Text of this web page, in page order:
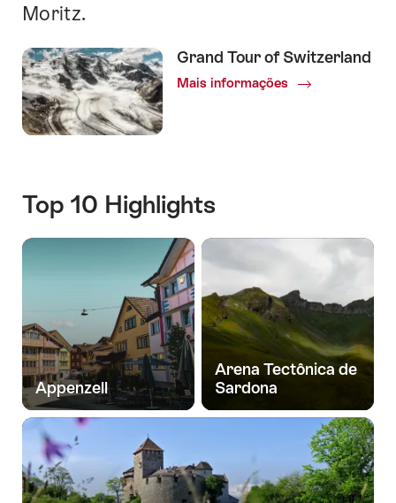
Moritz.
Grand Tour of Switzerland
Mais informações
Top 10 Highlights
Appenzell
Arena Tectônica de
Sardona